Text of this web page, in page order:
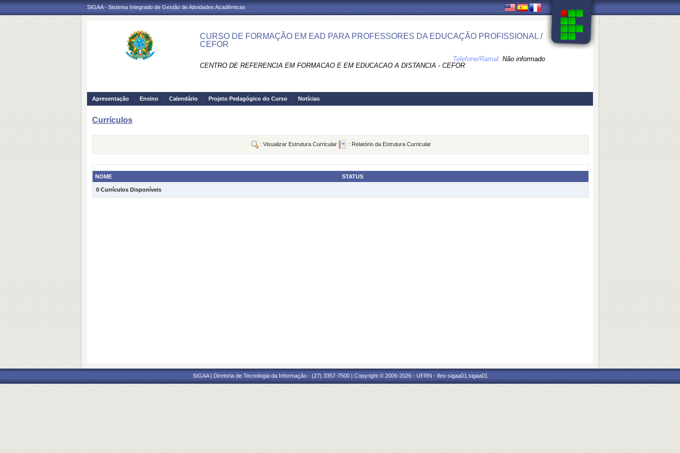
SIGAA - Sistema Integrado de Gestão de Atividades Acadêmicas
CURSO DE FORMAÇÃO EM EAD PARA PROFESSORES DA EDUCAÇÃO PROFISSIONAL /
CEFOR
CENTRO DE REFERENCIA EM FORMACAO E EM EDUCACAO A DISTANCIA - CEFOR
Telefone/Ramal: Não informado
Apresentação Ensino Calendário Projeto Pedagógico do Curso Notícias
Currículos
: Visualizar Estrutura Curricular : Relatório da Estrutura Curricular
NOME STATUS
0 Currículos Disponíveis
SIGAA | Diretoria de Tecnologia da Informação - (27) 3357-7500 | Copyright © 2006-2026 - UFRN - ifes-sigaa01.sigaa01